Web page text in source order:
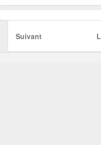
Suivant